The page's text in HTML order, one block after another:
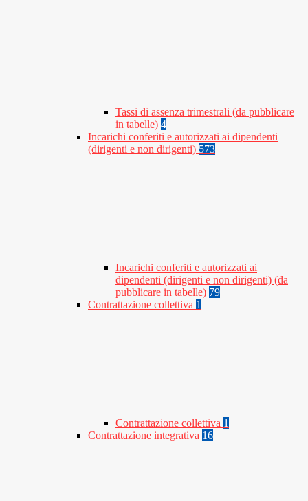
Tassi di assenza trimestrali (da pubblicare
in tabelle) 4
Incarichi conferiti e autorizzati ai dipendenti
(dirigenti e non dirigenti) 573
Incarichi conferiti e autorizzati ai
dipendenti (dirigenti e non dirigenti) (da
pubblicare in tabelle) 79
Contrattazione collettiva 1
Contrattazione collettiva 1
Contrattazione integrativa 16